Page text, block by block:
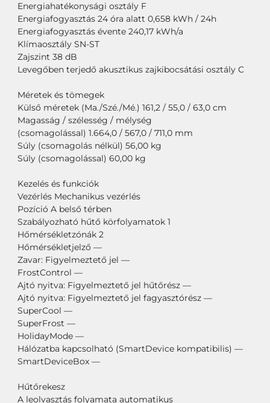
Energiahatékonysági osztály F
Energiafogyasztás 24 óra alatt 0,658 kWh / 24h
Energiafogyasztás évente 240,17 kWh/a
Klímaosztály SN-ST
Zajszint 38 dB
Levegőben terjedő akusztikus zajkibocsátási osztály C
Méretek és tömegek
Külső méretek (Ma./Szé./Mé.) 161,2 / 55,0 / 63,0 cm
Magasság / szélesség / mélység
(csomagolással) 1.664,0 / 567,0 / 711,0 mm
Súly (csomagolás nélkül) 56,00 kg
Súly (csomagolással) 60,00 kg
Kezelés és funkciók
Vezérlés Mechanikus vezérlés
Pozíció A belső térben
Szabályozható hűtő körfolyamatok 1
Hőmérsékletzónák 2
Hőmérsékletjelző —
Zavar: Figyelmeztető jel —
FrostControl —
Ajtó nyitva: Figyelmeztető jel hűtőrész —
Ajtó nyitva: Figyelmeztető jel fagyasztórész —
SuperCool —
SuperFrost —
HolidayMode —
Hálózatba kapcsolható (SmartDevice kompatibilis) —
SmartDeviceBox —
Hűtőrekesz
A leolvasztás folyamata automatikus